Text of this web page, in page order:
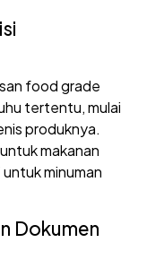
food grade
tertentu, mulai
produknya.
makanan
minuman
Dokumen